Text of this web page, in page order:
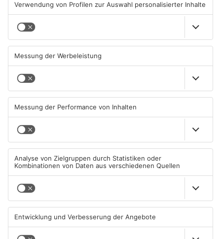
TOPNEWS
Neue Sperrungen rund um
Biebergemünd
KINZIG-KREIS
TOPNEWS
Feldbrand in Nidderau
ausgelöst haben